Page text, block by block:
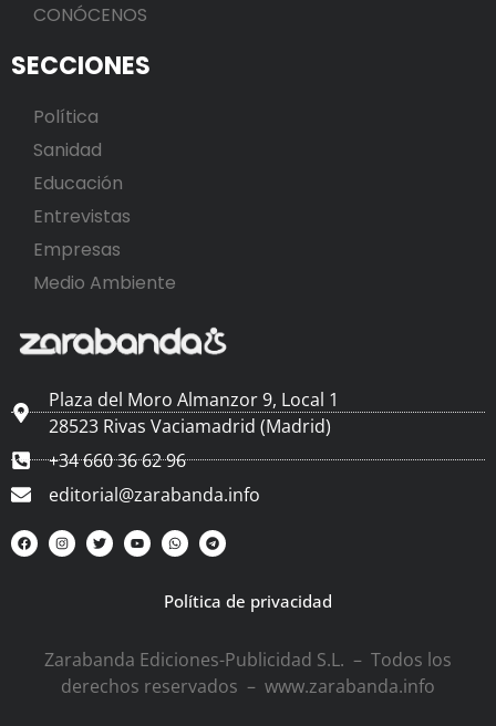
CONÓCENOS
SECCIONES
Política
Sanidad
Educación
Entrevistas
Empresas
Medio Ambiente
Plaza del Moro Almanzor 9, Local 1
28523 Rivas Vaciamadrid (Madrid)
+34 660 36 62 96
editorial@zarabanda.info
Política de privacidad
Zarabanda Ediciones-Publicidad S.L. – Todos los
derechos reservados – www.zarabanda.info